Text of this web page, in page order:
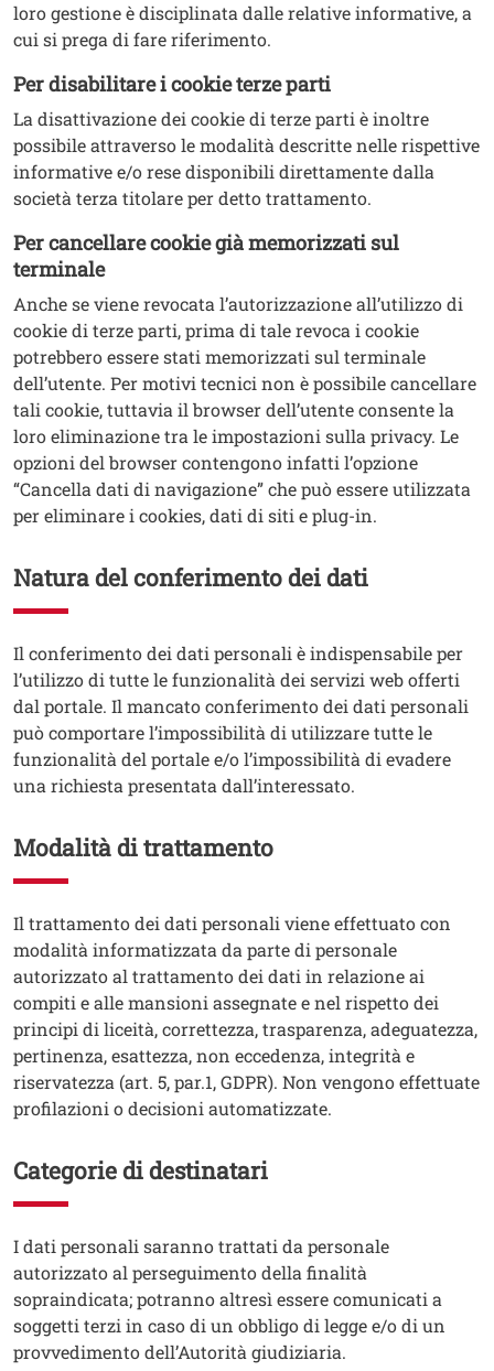
loro gestione è disciplinata dalle relative informative, a
cui si prega di fare riferimento.
Per disabilitare i cookie terze parti
La disattivazione dei cookie di terze parti è inoltre
possibile attraverso le modalità descritte nelle rispettive
informative e/o rese disponibili direttamente dalla
società terza titolare per detto trattamento.
Per cancellare cookie già memorizzati sul
terminale
Anche se viene revocata l’autorizzazione all’utilizzo di
cookie di terze parti, prima di tale revoca i cookie
potrebbero essere stati memorizzati sul terminale
dell’utente. Per motivi tecnici non è possibile cancellare
tali cookie, tuttavia il browser dell’utente consente la
loro eliminazione tra le impostazioni sulla privacy. Le
opzioni del browser contengono infatti l’opzione
“Cancella dati di navigazione” che può essere utilizzata
per eliminare i cookies, dati di siti e plug-in.
Natura del conferimento dei dati
Testo
Il conferimento dei dati personali è indispensabile per
l’utilizzo di tutte le funzionalità dei servizi web offerti
dal portale. Il mancato conferimento dei dati personali
può comportare l’impossibilità di utilizzare tutte le
funzionalità del portale e/o l’impossibilità di evadere
una richiesta presentata dall’interessato.
Modalità di trattamento
Testo
Il trattamento dei dati personali viene effettuato con
modalità informatizzata da parte di personale
autorizzato al trattamento dei dati in relazione ai
compiti e alle mansioni assegnate e nel rispetto dei
principi di liceità, correttezza, trasparenza, adeguatezza,
pertinenza, esattezza, non eccedenza, integrità e
riservatezza (art. 5, par.1, GDPR). Non vengono effettuate
profilazioni o decisioni automatizzate.
Categorie di destinatari
Testo
I dati personali saranno trattati da personale
autorizzato al perseguimento della finalità
sopraindicata; potranno altresì essere comunicati a
soggetti terzi in caso di un obbligo di legge e/o di un
provvedimento dell’Autorità giudiziaria.